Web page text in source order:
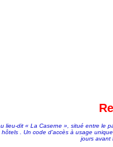
lieu-dit « La Caserne », situé entre le
hôtels . Un code d’accès à usage
jours avant